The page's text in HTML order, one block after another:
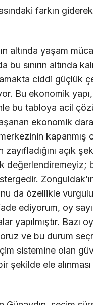
farkın
altında yaşam
sınırın altında
ciddi güçlük
Bu ekonomik yapı,
bu tabloya acil
ekonomik
kapanmış
açık
değerlendiremeyiz;
Zonguldak’ın
da özellikle
ediyorum, oy
yapılmıştır. Bazı
ve bu durum
sistemine olan
şekilde ele